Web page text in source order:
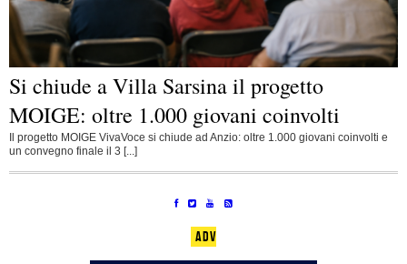
Si chiude a Villa Sarsina il progetto
MOIGE: oltre 1.000 giovani coinvolti
Il progetto MOIGE VivaVoce si chiude ad Anzio: oltre 1.000 giovani coinvolti e
un convegno finale il 3 [...]
ADV